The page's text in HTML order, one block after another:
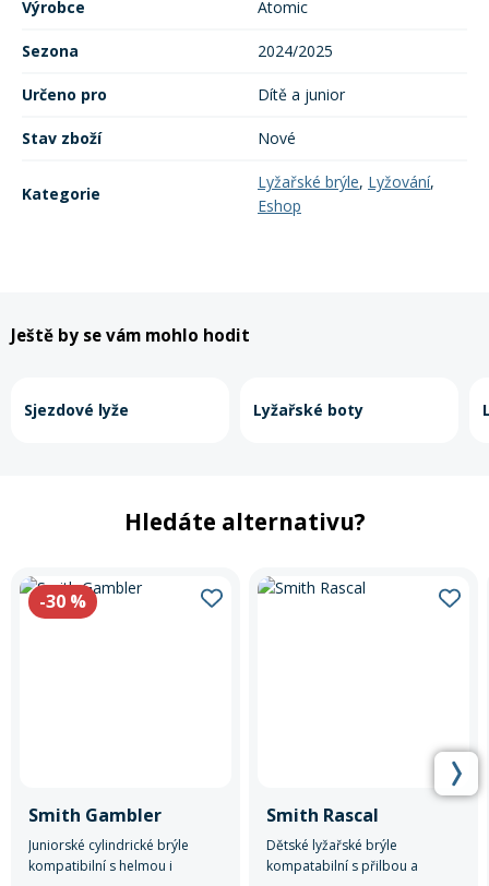
Rukavice na kolo
Výrobce Atomic
Sezona 2024/2025
Určeno pro Dítě a junior
Stav zboží Nové
Kategorie
Lyžařské brýle, Lyžování,
Eshop
Ještě by se vám mohlo hodit
Sjezdové lyže Lyžařské boty
Hledáte alternativu?
-30 %
Smith Gambler
Juniorské cylindrické brýle
kompatibilní s helmou i
Smith Rascal
Dětské lyžařské brýle
kompatabilní s přilbou a